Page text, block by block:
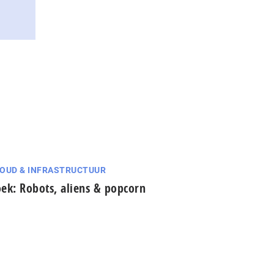
& INFRASTRUCTUUR
Robots, aliens & popcorn